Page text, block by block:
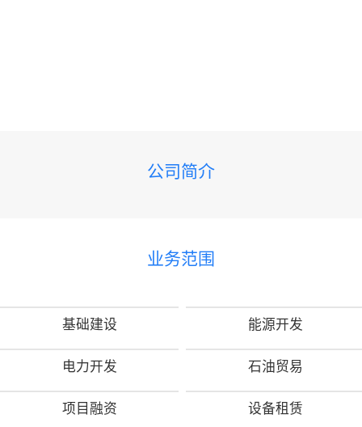
公司简介
业务范围
基础建设 能源开发
电力开发 石油贸易
项目融资 设备租赁